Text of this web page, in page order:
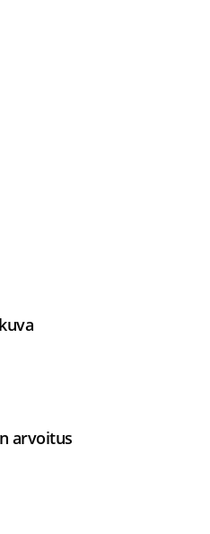
arvoitus